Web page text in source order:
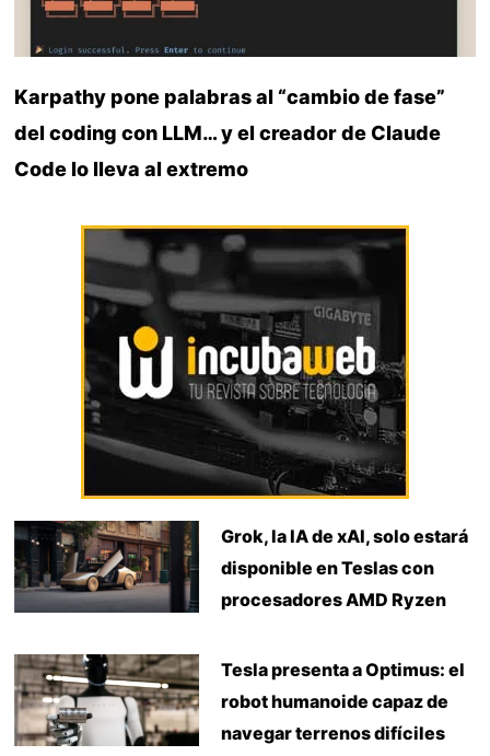
Karpathy pone palabras al “cambio de fase”
del coding con LLM… y el creador de Claude
Code lo lleva al extremo
Grok, la IA de xAI, solo estará
disponible en Teslas con
procesadores AMD Ryzen
Tesla presenta a Optimus: el
robot humanoide capaz de
navegar terrenos difíciles